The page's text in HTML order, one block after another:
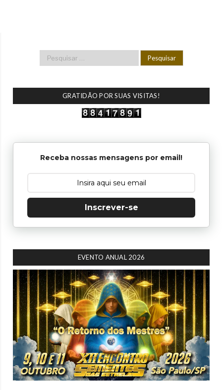
GRATIDÃO POR SUAS VISITAS!
Receba nossas mensagens por email!
Inscrever-se
EVENTO ANUAL 2026